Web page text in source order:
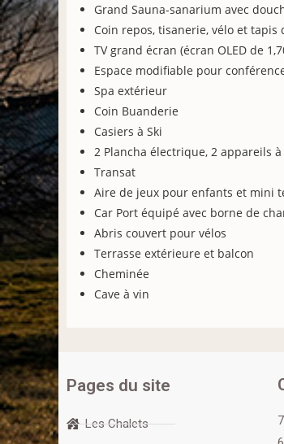
Grand Sauna-sanarium avec
Coin repos, tisanerie, vélo et tapis
TV grand écran (écran OLED de
Espace modifiable pour
Spa extérieur
Coin Buanderie
Casiers à Ski
2 Plancha électrique, 2 appareils
Transat
Aire de jeux pour enfants et mini
Car Port équipé avec borne de
Abris couvert pour vélos
Terrasse extérieure et balcon
Cheminée
Cave à vin
Pages du site
Les Chalets